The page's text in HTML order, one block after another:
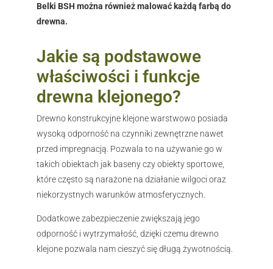
Belki BSH można również malować każdą farbą do
drewna.
Jakie są podstawowe
właściwości i funkcje
drewna klejonego?
Drewno konstrukcyjne klejone warstwowo posiada
wysoką odporność na czynniki zewnętrzne nawet
przed impregnacją. Pozwala to na używanie go w
takich obiektach jak baseny czy obiekty sportowe,
które często są narażone na działanie wilgoci oraz
niekorzystnych warunków atmosferycznych.
Dodatkowe zabezpieczenie zwiększają jego
odporność i wytrzymałość, dzięki czemu drewno
klejone pozwala nam cieszyć się długą żywotnością.